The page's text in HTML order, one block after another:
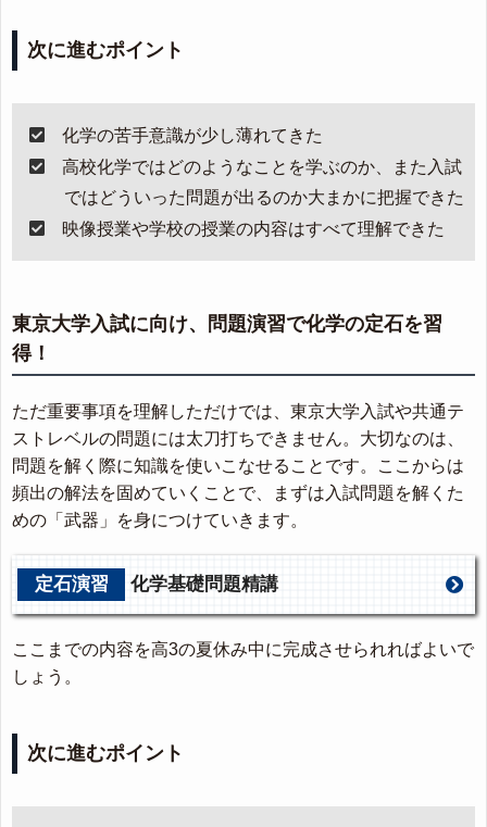
次に進むポイント
化学の苦手意識が少し薄れてきた
高校化学ではどのようなことを学ぶのか、また入試
ではどういった問題が出るのか大まかに把握できた
映像授業や学校の授業の内容はすべて理解できた
東京大学入試に向け、問題演習で化学の定石を習
得！
ただ重要事項を理解しただけでは、東京大学入試や共通テ
ストレベルの問題には太刀打ちできません。大切なのは、
問題を解く際に知識を使いこなせることです。ここからは
頻出の解法を固めていくことで、まずは入試問題を解くた
めの「武器」を身につけていきます。
定石演習 化学基礎問題精講
ここまでの内容を高3の夏休み中に完成させられればよいで
しょう。
次に進むポイント